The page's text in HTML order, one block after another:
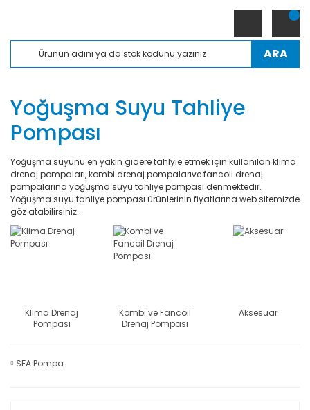
ARA
Yoğuşma Suyu Tahliye
Pompası
Yoğuşma suyunu en yakın gidere tahlyie etmek için kullanılan klima
drenaj pompaları, kombi drenaj pompalarıve fancoil drenaj
pompalarına yoğuşma suyu tahliye pompası denmektedir.
Yoğuşma suyu tahliye pompası ürünlerinin fiyatlarına web sitemizde
göz atabilirsiniz.
Klima Drenaj
Pompası
Kombi ve Fancoil
Drenaj Pompası
Aksesuar
SFA Pompa